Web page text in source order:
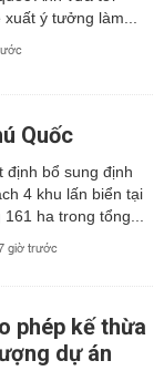
ý tưởng làm...
Quốc
định bổ sung định
4 khu lấn biển tại
ha trong tổng...
giờ trước
phép kế thừa
dự án